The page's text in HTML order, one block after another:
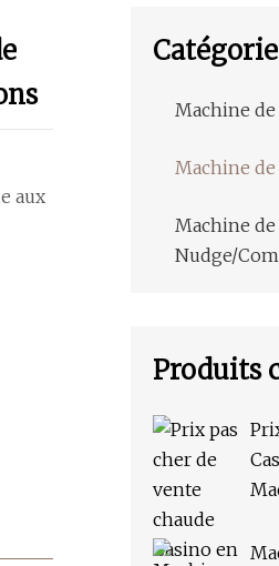
aux
Machine de
Machine
Machine de
Nudge/
Produits